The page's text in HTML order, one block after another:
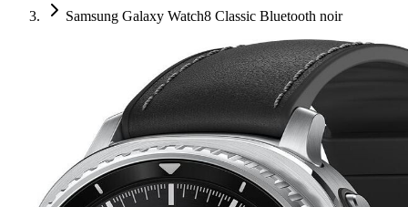
Samsung Galaxy Watch8 Classic Bluetooth noir